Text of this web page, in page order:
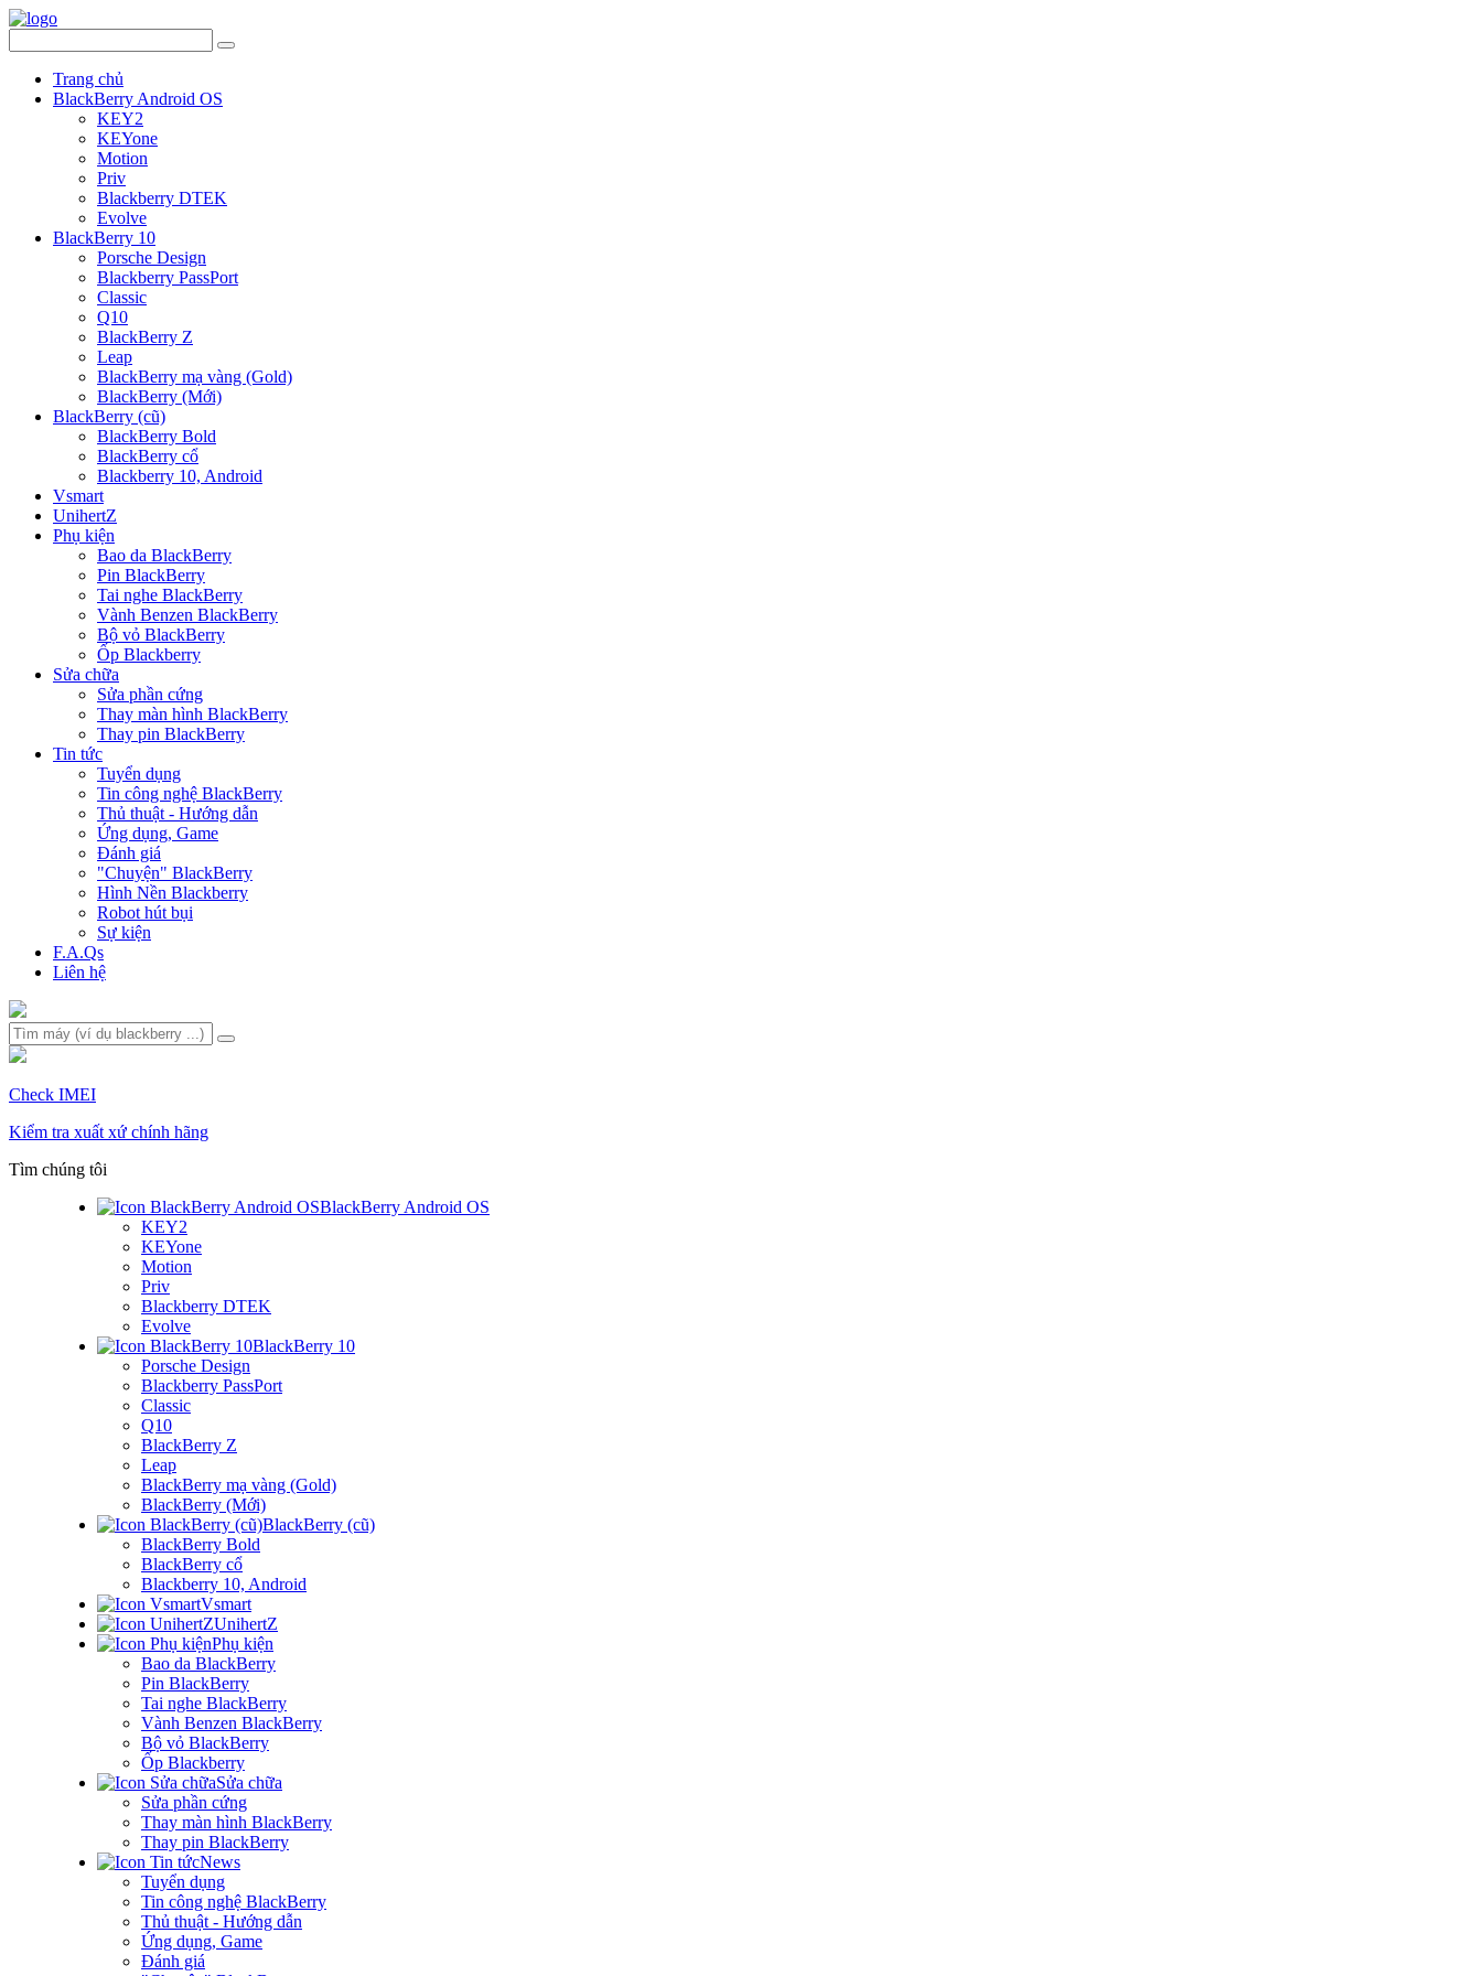
Trang chủ
BlackBerry Android OS
KEY2
KEYone
Motion
Priv
Blackberry DTEK
Evolve
BlackBerry 10
Porsche Design
Blackberry PassPort
Classic
Q10
BlackBerry Z
Leap
BlackBerry mạ vàng (Gold)
BlackBerry (Mới)
BlackBerry (cũ)
BlackBerry Bold
BlackBerry cổ
Blackberry 10, Android
Vsmart
UnihertZ
Phụ kiện
Bao da BlackBerry
Pin BlackBerry
Tai nghe BlackBerry
Vành Benzen BlackBerry
Bộ vỏ BlackBerry
Ốp Blackberry
Sửa chữa
Sửa phần cứng
Thay màn hình BlackBerry
Thay pin BlackBerry
Tin tức
Tuyển dụng
Tin công nghệ BlackBerry
Thủ thuật - Hướng dẫn
Ứng dụng, Game
Đánh giá
"Chuyện" BlackBerry
Hình Nền Blackberry
Robot hút bụi
Sự kiện
F.A.Qs
Liên hệ
Check IMEI
Kiểm tra xuất xứ chính hãng
Tìm chúng tôi
BlackBerry Android OS
KEY2
KEYone
Motion
Priv
Blackberry DTEK
Evolve
BlackBerry 10
Porsche Design
Blackberry PassPort
Classic
Q10
BlackBerry Z
Leap
BlackBerry mạ vàng (Gold)
BlackBerry (Mới)
BlackBerry (cũ)
BlackBerry Bold
BlackBerry cổ
Blackberry 10, Android
Vsmart
UnihertZ
Phụ kiện
Bao da BlackBerry
Pin BlackBerry
Tai nghe BlackBerry
Vành Benzen BlackBerry
Bộ vỏ BlackBerry
Ốp Blackberry
Sửa chữa
Sửa phần cứng
Thay màn hình BlackBerry
Thay pin BlackBerry
News
Tuyển dụng
Tin công nghệ BlackBerry
Thủ thuật - Hướng dẫn
Ứng dụng, Game
Đánh giá